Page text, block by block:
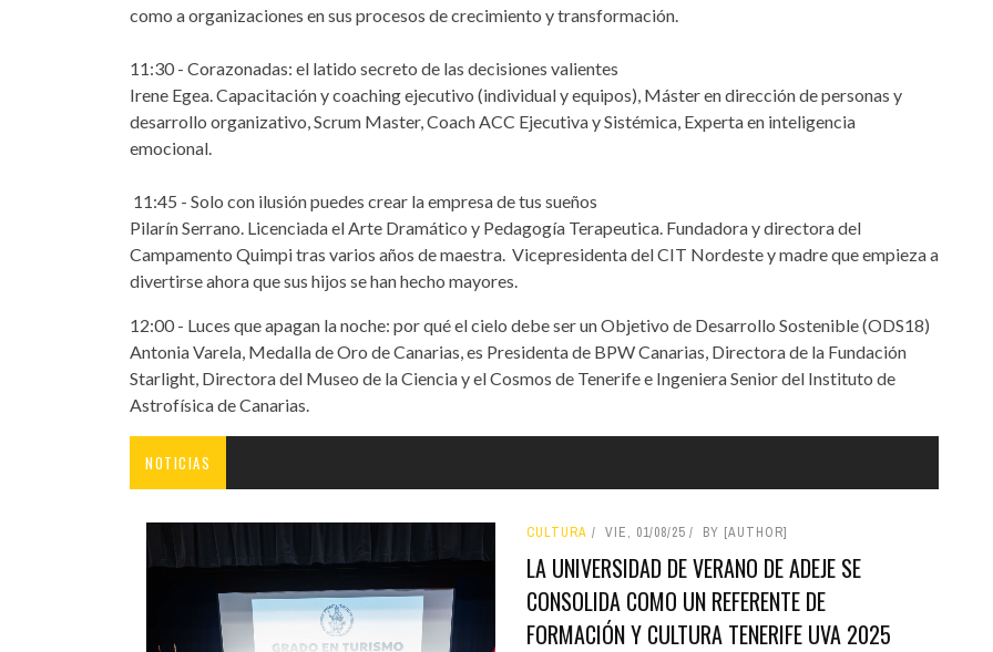
como a organizaciones en sus procesos de crecimiento y transformación.
11:30 - Corazonadas: el latido secreto de las decisiones valientes
Irene Egea. Capacitación y coaching ejecutivo (individual y equipos), Máster en dirección de personas y
desarrollo organizativo, Scrum Master, Coach ACC Ejecutiva y Sistémica, Experta en inteligencia
emocional.
11:45 - Solo con ilusión puedes crear la empresa de tus sueños
Pilarín Serrano. Licenciada el Arte Dramático y Pedagogía Terapeutica. Fundadora y directora del
Campamento Quimpi tras varios años de maestra. Vicepresidenta del CIT Nordeste y madre que empieza a
divertirse ahora que sus hijos se han hecho mayores.
12:00 - Luces que apagan la noche: por qué el cielo debe ser un Objetivo de Desarrollo Sostenible (ODS18)
Antonia Varela, Medalla de Oro de Canarias, es Presidenta de BPW Canarias, Directora de la Fundación
Starlight, Directora del Museo de la Ciencia y el Cosmos de Tenerife e Ingeniera Senior del Instituto de
Astrofísica de Canarias.
NOTICIAS
CULTURA VIE, 01/08/25 BY [AUTHOR]
LA UNIVERSIDAD DE VERANO DE ADEJE SE
CONSOLIDA COMO UN REFERENTE DE
FORMACIÓN Y CULTURA TENERIFE UVA 2025